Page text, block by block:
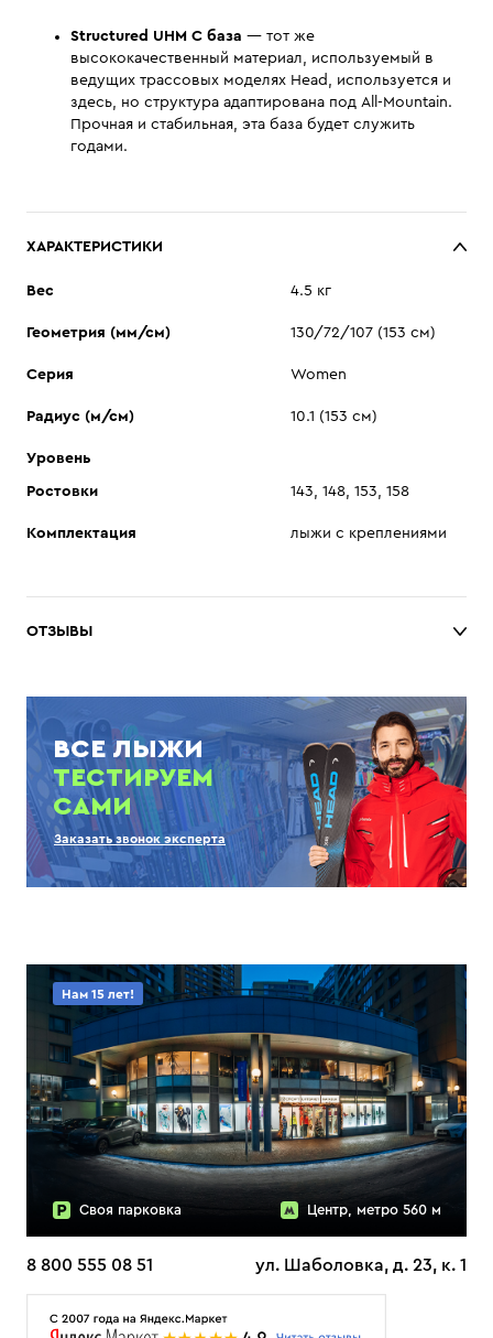
Structured UHM C база — тот же
высококачественный материал, используемый в
ведущих трассовых моделях Head, используется и
здесь, но структура адаптирована под All-Mountain.
Прочная и стабильная, эта база будет служить
годами.
ХАРАКТЕРИСТИКИ
Вес 4.5 кг
Геометрия (мм/см) 130/72/107 (153 см)
Серия Women
Радиус (м/см) 10.1 (153 см)
Уровень
Ростовки 143, 148, 153, 158
Комплектация лыжи с креплениями
ОТЗЫВЫ
ВСЕ ЛЫЖИ
ТЕСТИРУЕМ
САМИ
Заказать звонок эксперта
Нам 15 лет!
Своя парковка Центр, метро 560 м
8 800 555 08 51 ул. Шаболовка, д. 23, к. 1